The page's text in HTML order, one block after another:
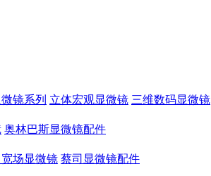
镜系列 立体宏观显微镜 三维数码显微镜
奥林巴斯显微镜配件
场显微镜 蔡司显微镜配件